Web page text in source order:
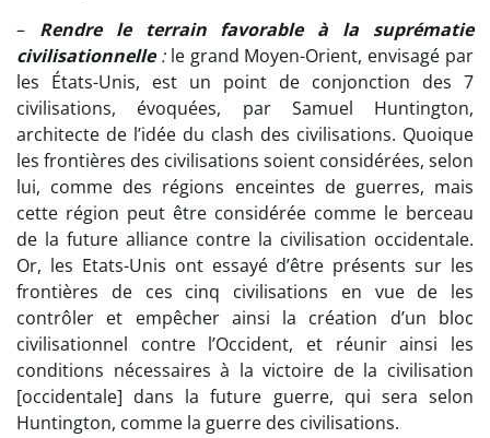
– Rendre le terrain favorable à la suprématie
civilisationnelle: le grand Moyen-Orient, envisagé par
les États-Unis, est un point de conjonction des 7
civilisations, évoquées, par Samuel Huntington,
architecte de l’idée du clash des civilisations. Quoique
les frontières des civilisations soient considérées, selon
lui, comme des régions enceintes de guerres, mais
cette région peut être considérée comme le berceau
de la future alliance contre la civilisation occidentale.
Or, les Etats-Unis ont essayé d’être présents sur les
frontières de ces cinq civilisations en vue de les
contrôler et empêcher ainsi la création d’un bloc
civilisationnel contre l’Occident, et réunir ainsi les
conditions nécessaires à la victoire de la civilisation
[occidentale] dans la future guerre, qui sera selon
Huntington, comme la guerre des civilisations.